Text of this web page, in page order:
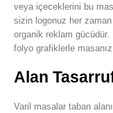
veya içeceklerini bu
sizin logonuz her
organik reklam
folyo grafiklerle
Alan
Varil masalar taban